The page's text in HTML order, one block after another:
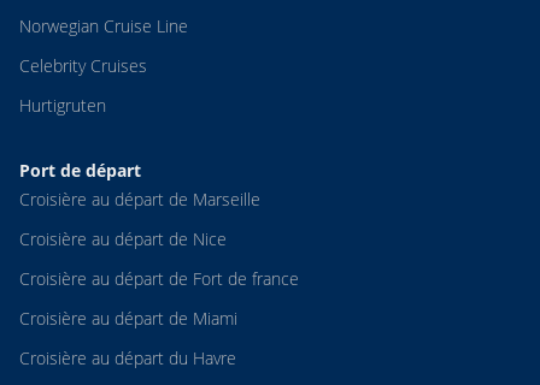
Norwegian Cruise Line
Celebrity Cruises
Hurtigruten
Port de départ
Croisière au départ de Marseille
Croisière au départ de Nice
Croisière au départ de Fort de france
Croisière au départ de Miami
Croisière au départ du Havre